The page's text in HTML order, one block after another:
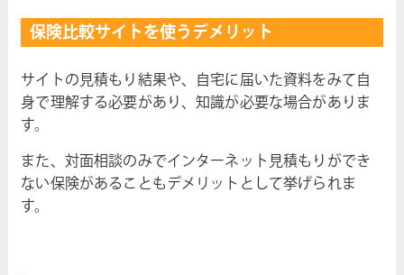
保険比較サイトを使うデメリット
サイトの見積もり結果や、自宅に届いた資料をみて自
身で理解する必要があり、知識が必要な場合がありま
す。
また、対面相談のみでインターネット見積もりができ
ない保険があることもデメリットとして挙げられま
す。